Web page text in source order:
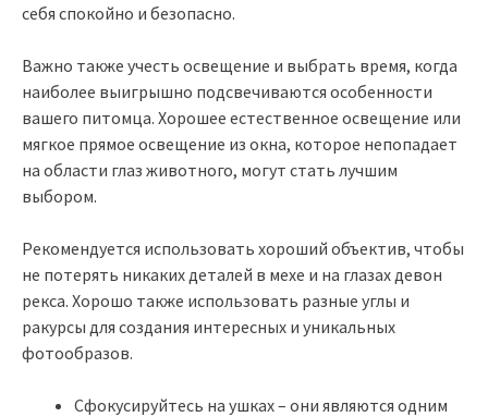
себя спокойно и безопасно.
Важно также учесть освещение и выбрать время, когда
наиболее выигрышно подсвечиваются особенности
вашего питомца. Хорошее естественное освещение или
мягкое прямое освещение из окна, которое непопадает
на области глаз животного, могут стать лучшим
выбором.
Рекомендуется использовать хороший объектив, чтобы
не потерять никаких деталей в мехе и на глазах девон
рекса. Хорошо также использовать разные углы и
ракурсы для создания интересных и уникальных
фотообразов.
Сфокусируйтесь на ушках – они являются одним